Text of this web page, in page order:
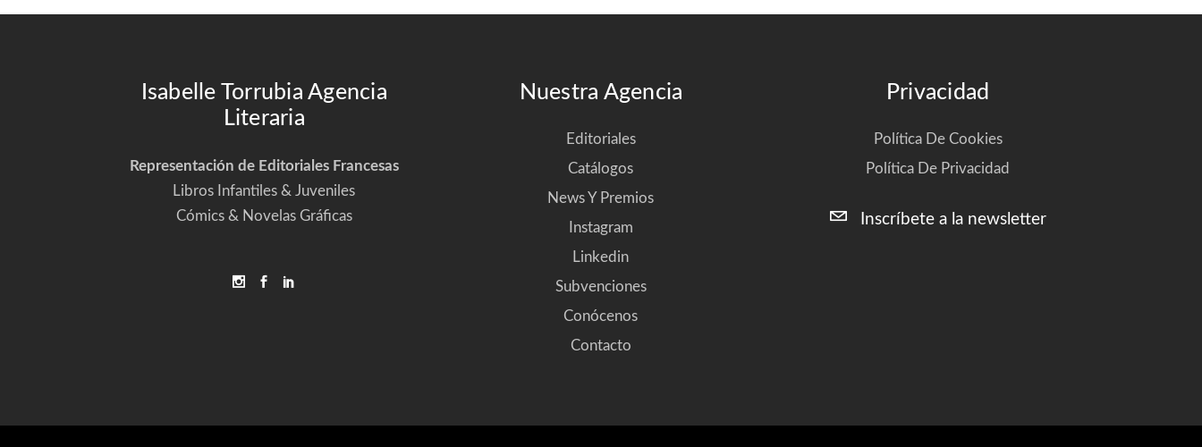
Isabelle Torrubia Agencia
Literaria
Representación de Editoriales Francesas
Libros Infantiles & Juveniles
Cómics & Novelas Gráficas
Nuestra Agencia
Editoriales
Catálogos
News Y Premios
Instagram
Linkedin
Subvenciones
Conócenos
Contacto
Privacidad
Política De Cookies
Política De Privacidad
Inscríbete a la newsletter